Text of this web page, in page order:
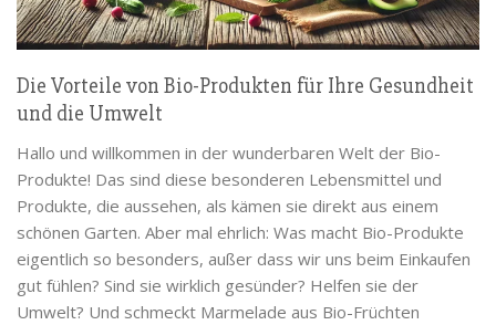
Die Vorteile von Bio-Produkten für Ihre Gesundheit
und die Umwelt
Hallo und willkommen in der wunderbaren Welt der Bio-
Produkte! Das sind diese besonderen Lebensmittel und
Produkte, die aussehen, als kämen sie direkt aus einem
schönen Garten. Aber mal ehrlich: Was macht Bio-Produkte
eigentlich so besonders, außer dass wir uns beim Einkaufen
gut fühlen? Sind sie wirklich gesünder? Helfen sie der
Umwelt? Und schmeckt Marmelade aus Bio-Früchten